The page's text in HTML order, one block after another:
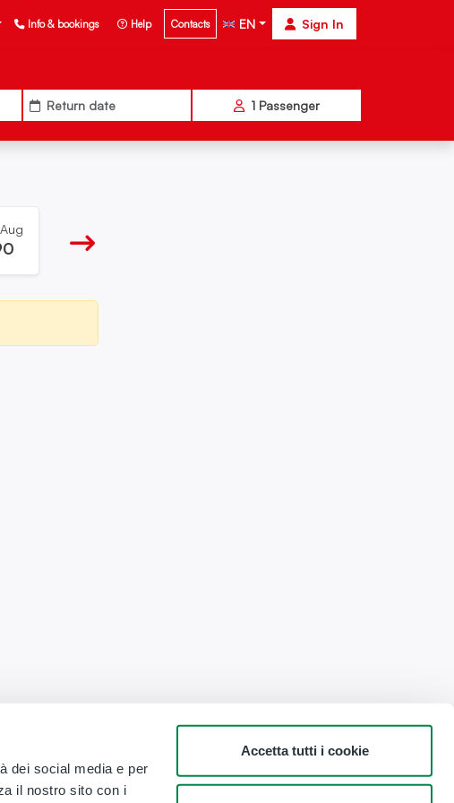
dei social media e per
il nostro sito con i
Accetta tutti i cookie
Info & bookings Help Contacts EN Sign In
Return date 1 Passenger